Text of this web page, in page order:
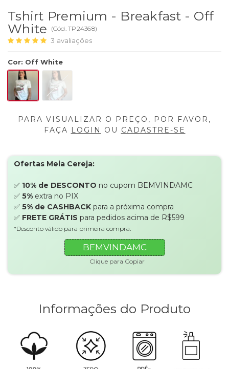
Tshirt Premium - Breakfast - Off
White
(Cód. TP24368)
3 avaliações
Cor: Off White
PARA VISUALIZAR O PREÇO, POR FAVOR,
FAÇA LOGIN OU CADASTRE-SE
Ofertas Meia Cereja:
✅ 10% de DESCONTO no cupom BEMVINDAMC
✅ 5% extra no PIX
✅ 5% de CASHBACK para a próxima compra
✅ FRETE GRÁTIS para pedidos acima de R$599
*Desconto válido para primeira compra.
BEMVINDAMC
Clique para Copiar
Informações do Produto